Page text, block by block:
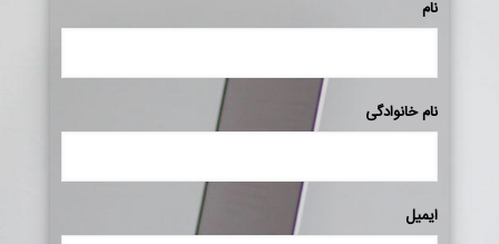
نام
نام خانوادگی
ایمیل